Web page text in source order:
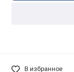
В избранное